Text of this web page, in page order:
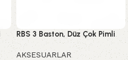
RBS 3 Baston, Düz Çok Pimli
AKSESUARLAR